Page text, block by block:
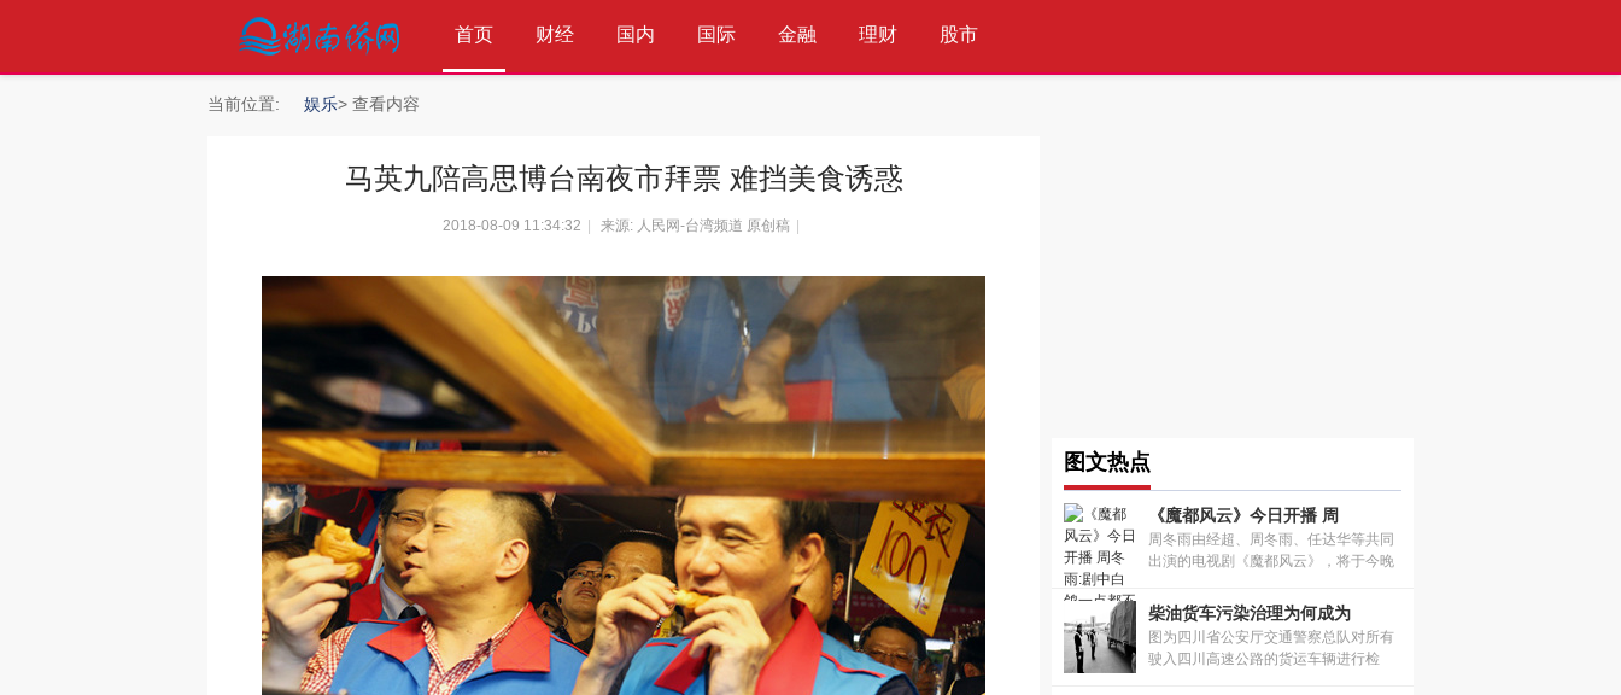
首页 财经 国内 国际 金融 理财 股市
当前位置: 娱乐> 查看内容
马英九陪高思博台南夜市拜票 难挡美食诱惑
2018-08-09 11:34:32 来源: 人民网-台湾频道 原创稿
图文热点
《魔都风云》今日开播 周
周冬雨由经超、周冬雨、任达华等共同
出演的电视剧《魔都风云》，将于今晚
柴油货车污染治理为何成为
图为四川省公安厅交通警察总队对所有
驶入四川高速公路的货运车辆进行检